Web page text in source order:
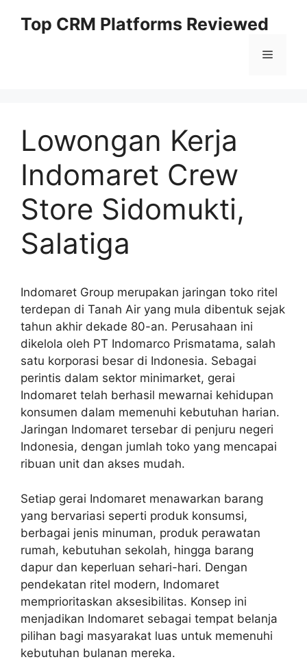
Top CRM Platforms Reviewed
Menu
Lowongan Kerja
Indomaret Crew
Store Sidomukti,
Salatiga
Indomaret Group merupakan jaringan toko ritel
terdepan di Tanah Air yang mula dibentuk sejak
tahun akhir dekade 80-an. Perusahaan ini
dikelola oleh PT Indomarco Prismatama, salah
satu korporasi besar di Indonesia. Sebagai
perintis dalam sektor minimarket, gerai
Indomaret telah berhasil mewarnai kehidupan
konsumen dalam memenuhi kebutuhan harian.
Jaringan Indomaret tersebar di penjuru negeri
Indonesia, dengan jumlah toko yang mencapai
ribuan unit dan akses mudah.
Setiap gerai Indomaret menawarkan barang
yang bervariasi seperti produk konsumsi,
berbagai jenis minuman, produk perawatan
rumah, kebutuhan sekolah, hingga barang
dapur dan keperluan sehari-hari. Dengan
pendekatan ritel modern, Indomaret
memprioritaskan aksesibilitas. Konsep ini
menjadikan Indomaret sebagai tempat belanja
pilihan bagi masyarakat luas untuk memenuhi
kebutuhan bulanan mereka.